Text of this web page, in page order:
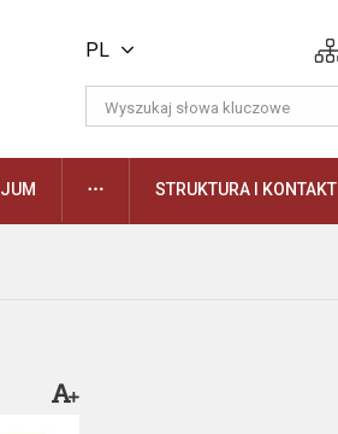
PL
DAUGIAUSTRUKTURA I KONTAKT